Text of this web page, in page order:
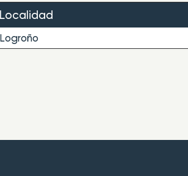
Localidad
Logroño